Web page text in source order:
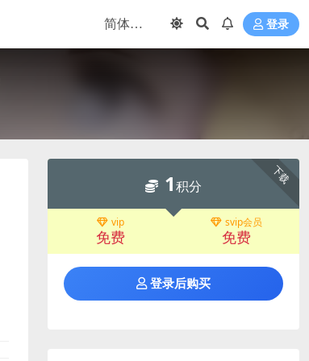
登录
下载
1积分
vip
免费
svip会员
免费
登录后购买